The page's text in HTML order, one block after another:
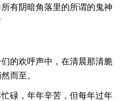
有阴暗角落里的所谓的鬼神
的欢呼声中，在清晨那清脆
而至。
碌，年年辛苦，但每年过年